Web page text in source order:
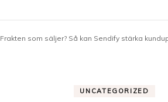
Frakten som säljer? Så kan Sendify stärka
UNCATEGORIZED